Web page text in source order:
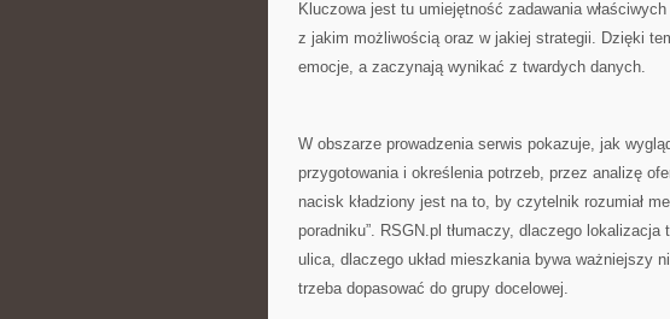
Kluczowa jest tu umiejętność zadawania
z jakim możliwością oraz w jakiej strategii. Dzięki
emocje, a zaczynają wynikać z twardych danych.
W obszarze prowadzenia serwis pokazuje, jak
przygotowania i określenia potrzeb, przez analizę
nacisk kładziony jest na to, by czytelnik rozumiał
poradniku”. RSGN.pl tłumaczy, dlaczego
ulica, dlaczego układ mieszkania bywa ważniejszy
trzeba dopasować do grupy docelowej.